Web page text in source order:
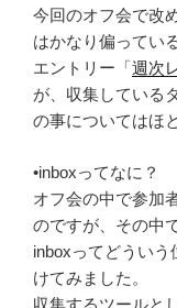
今回のオフ会で改
はかなり偏ってい
エントリー「週次
が、収集している
の事についてはほ
•inboxってなに？
オフ会の中で参加
のですが、その中
inboxってどうい
けてみました。
収集するツールと